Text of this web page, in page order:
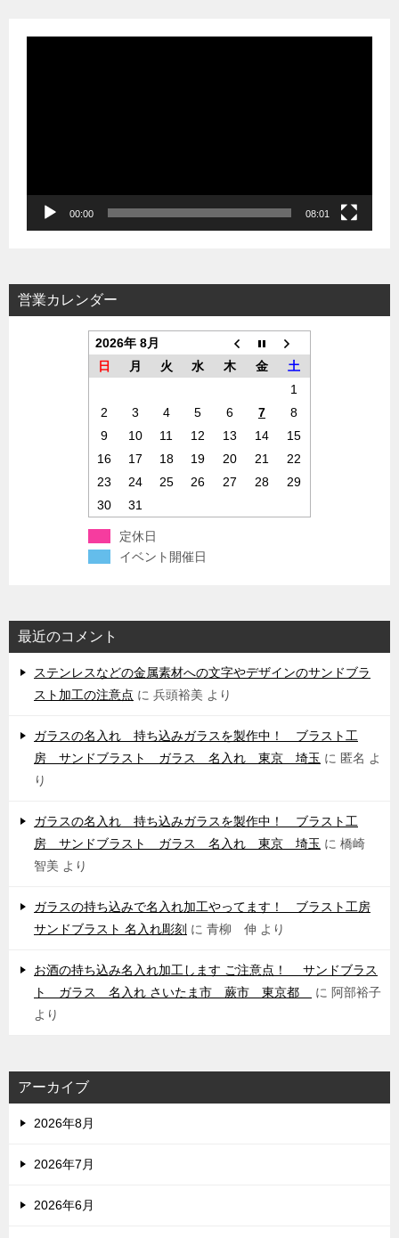
00:00 08:01
営業カレンダー
2026年 8月
日
月 火 水 木 金
土
1
2
3 4 5 6 7
8
9
10 11 12 13 14
15
16
17 18 19 20 21
22
23
24 25 26 27 28
29
30
31
定休日
イベント開催日
最近のコメント
ステンレスなどの金属素材への文字やデザインのサンドブラ
スト加工の注意点 に 兵頭裕美 より
ガラスの名入れ 持ち込みガラスを製作中！ ブラスト工
房 サンドブラスト ガラス 名入れ 東京 埼玉 に 匿名 よ
り
ガラスの名入れ 持ち込みガラスを製作中！ ブラスト工
房 サンドブラスト ガラス 名入れ 東京 埼玉 に 橋崎
智美 より
ガラスの持ち込みで名入れ加工やってます！ ブラスト工房
サンドブラスト 名入れ彫刻 に 青柳 伸 より
お酒の持ち込み名入れ加工します ご注意点！ サンドブラス
ト ガラス 名入れ さいたま市 蕨市 東京都
に 阿部裕子
より
アーカイブ
2026年8月
2026年7月
2026年6月